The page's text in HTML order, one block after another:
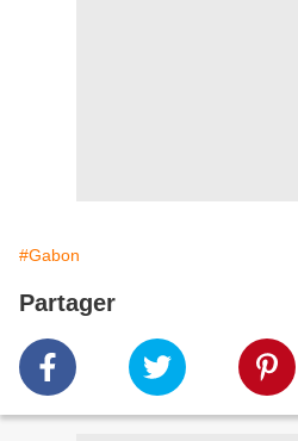
#Gabon
Partager